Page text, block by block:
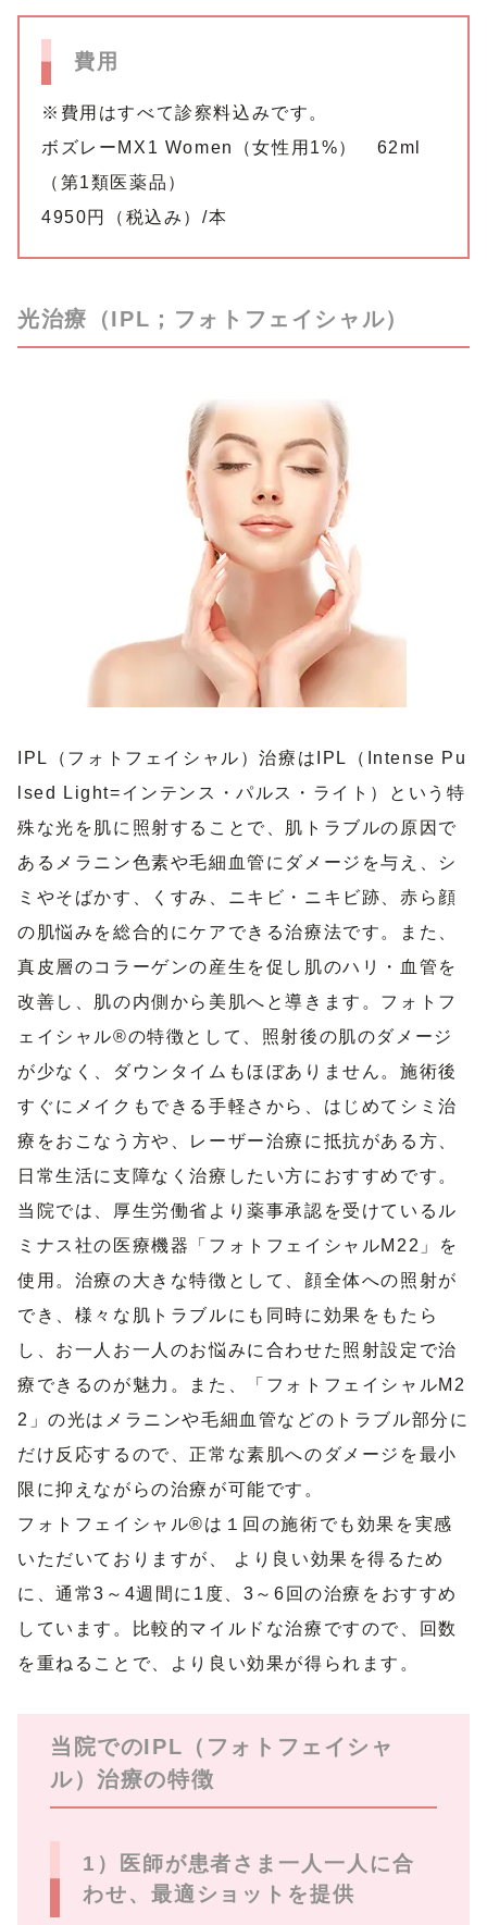
費用
※費用はすべて診察料込みです。
ボズレーMX1 Women（女性用1%） 62ml
（第1類医薬品）
4950円（税込み）/本
光治療（IPL；フォトフェイシャル）
IPL（フォトフェイシャル）治療はIPL（Intense Pu
lsed Light=インテンス・パルス・ライト）という特
殊な光を肌に照射することで、肌トラブルの原因で
あるメラニン色素や毛細血管にダメージを与え、シ
ミやそばかす、くすみ、ニキビ・ニキビ跡、赤ら顔
の肌悩みを総合的にケアできる治療法です。また、
真皮層のコラーゲンの産生を促し肌のハリ・血管を
改善し、肌の内側から美肌へと導きます。フォトフ
ェイシャル®の特徴として、照射後の肌のダメージ
が少なく、ダウンタイムもほぼありません。施術後
すぐにメイクもできる手軽さから、はじめてシミ治
療をおこなう方や、レーザー治療に抵抗がある方、
日常生活に支障なく治療したい方におすすめです。
当院では、厚生労働省より薬事承認を受けているル
ミナス社の医療機器「フォトフェイシャルM22」を
使用。治療の大きな特徴として、顔全体への照射が
でき、様々な肌トラブルにも同時に効果をもたら
し、お一人お一人のお悩みに合わせた照射設定で治
療できるのが魅力。また、「フォトフェイシャルM2
2」の光はメラニンや毛細血管などのトラブル部分に
だけ反応するので、正常な素肌へのダメージを最小
限に抑えながらの治療が可能です。
フォトフェイシャル®は１回の施術でも効果を実感
いただいておりますが、 より良い効果を得るため
に、通常3～4週間に1度、3～6回の治療をおすすめ
しています。比較的マイルドな治療ですので、回数
を重ねることで、より良い効果が得られます。
当院でのIPL（フォトフェイシャ
ル）治療の特徴
1）医師が患者さま一人一人に合
わせ、最適ショットを提供